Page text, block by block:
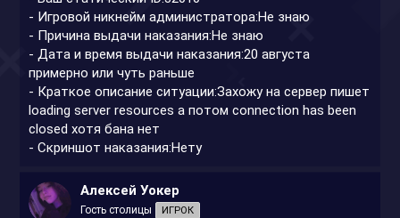
- Игровой никнейм администратора:Не знаю
- Причина выдачи наказания:Не знаю
- Дата и время выдачи наказания:20 августа
примерно или чуть раньше
- Краткое описание ситуации:Захожу на сервер пишет
loading server resources а потом connection has been
closed хотя бана нет
- Скриншот наказания:Нету
Алексей Уокер
Гость столицы ИГРОК